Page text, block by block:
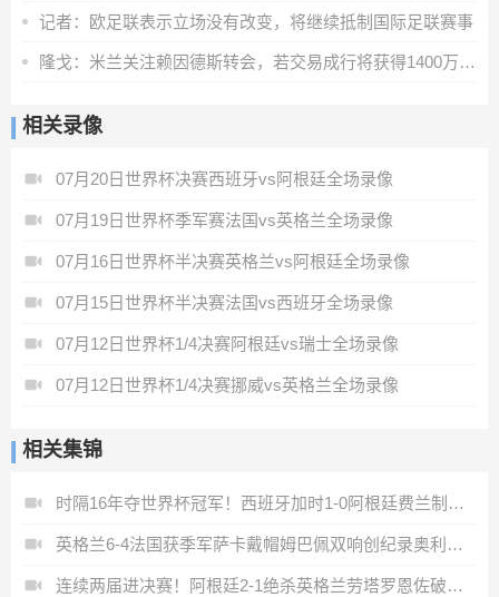
记者：欧足联表示立场没有改变，将继续抵制国际足联赛事
隆戈：米兰关注赖因德斯转会，若交易成行将获得1400万欧奖金
相关录像
07月20日世界杯决赛西班牙vs阿根廷全场录像
07月19日世界杯季军赛法国vs英格兰全场录像
07月16日世界杯半决赛英格兰vs阿根廷全场录像
07月15日世界杯半决赛法国vs西班牙全场录像
07月12日世界杯1/4决赛阿根廷vs瑞士全场录像
07月12日世界杯1/4决赛挪威vs英格兰全场录像
相关集锦
时隔16年夺世界杯冠军！西班牙加时1-0阿根廷费兰制胜恩佐染红
英格兰6-4法国获季军萨卡戴帽姆巴佩双响创纪录奥利塞2助+失良机
连续两届进决赛！阿根廷2-1绝杀英格兰劳塔罗恩佐破门梅西两助攻